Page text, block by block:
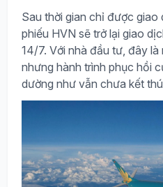
Sau thời gian chỉ được giao
phiếu HVN sẽ trở lại giao
14/7. Với nhà đầu tư, đây
nhưng hành trình phục hồi
dường như vẫn chưa kết